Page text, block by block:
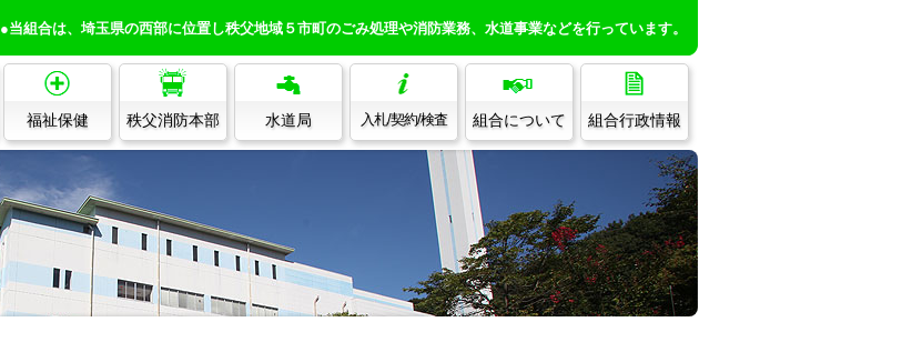
●当組合は、埼玉県の西部に位置し秩父地域５市町のごみ処理や消防業務、水道事業などを行っています。
福祉保健 秩父消防本部 水道局 入札/契約/検査 組合について 組合行政情報